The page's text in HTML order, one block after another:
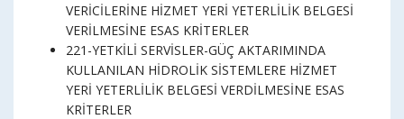
VERİCİLERİNE HİZMET YERİ YETERLİLİK BELGESİ
VERİLMESİNE ESAS KRİTERLER
221-YETKİLİ SERVİSLER-GÜÇ AKTARIMINDA
KULLANILAN HİDROLİK SİSTEMLERE HİZMET
YERİ YETERLİLİK BELGESİ VERDİLMESİNE ESAS
KRİTERLER